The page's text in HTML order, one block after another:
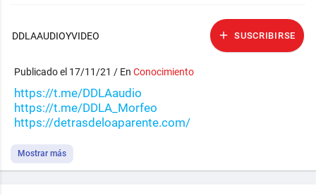
DDLAAUDIOYVIDEO SUSCRIBIRSE
Publicado el 17/11/21 / En Conocimiento
https://t.me/DDLAaudio
https://t.me/DDLA_Morfeo
https://detrasdeloaparente.com/
Mostrar más